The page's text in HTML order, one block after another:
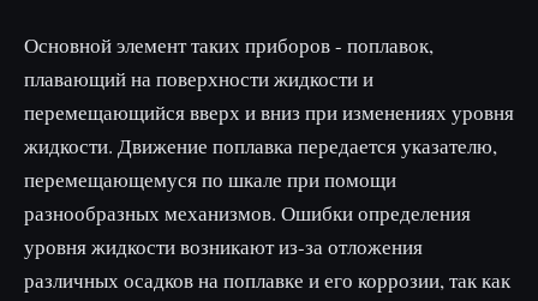
Основной элемент таких приборов - поплавок,
плавающий на поверхности жидкости и
перемещающийся вверх и вниз при изменениях уровня
жидкости. Движение поплавка передается указателю,
перемещающемуся по шкале при помощи
разнообразных механизмов. Ошибки определения
уровня жидкости возникают из-за отложения
различных осадков на поплавке и его коррозии, так как